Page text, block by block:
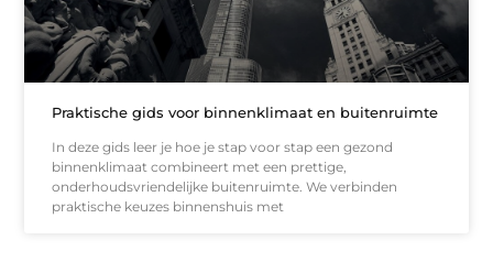
Praktische gids voor binnenklimaat en buitenruimte
In deze gids leer je hoe je stap voor stap een gezond
binnenklimaat combineert met een prettige,
onderhoudsvriendelijke buitenruimte. We verbinden
praktische keuzes binnenshuis met